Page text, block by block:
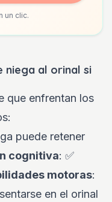
un clic.
niega al orinal si
que enfrentan los
puede retener
cognitiva: ✅
motoras:
en el orinal